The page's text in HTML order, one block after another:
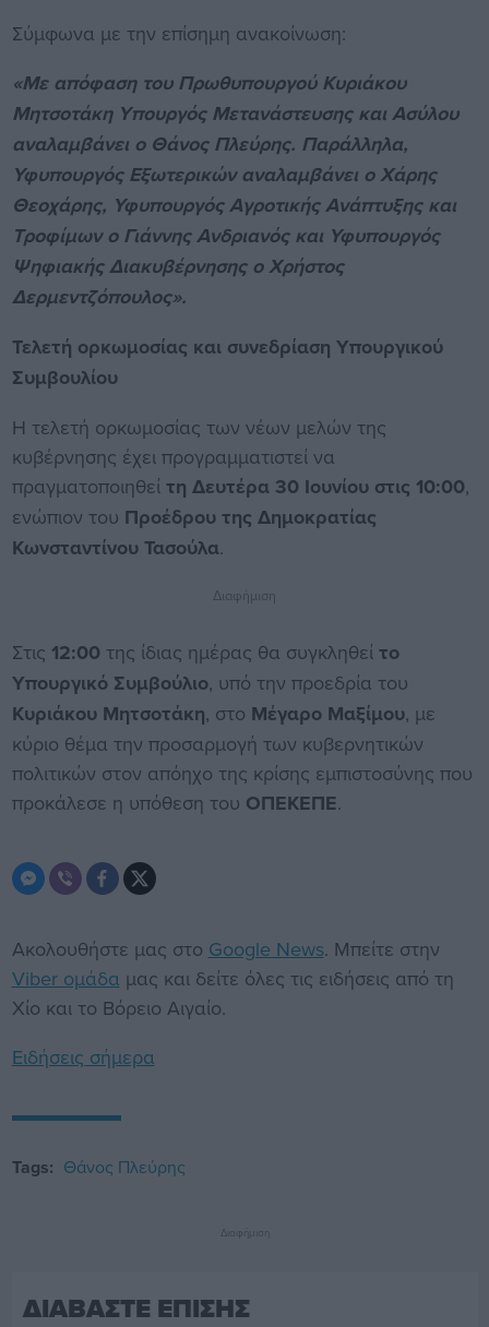
Σύμφωνα με την επίσημη ανακοίνωση:
«Με απόφαση του Πρωθυπουργού Κυριάκου
Μητσοτάκη Υπουργός Μετανάστευσης και Ασύλου
αναλαμβάνει ο Θάνος Πλεύρης. Παράλληλα,
Υφυπουργός Εξωτερικών αναλαμβάνει ο Χάρης
Θεοχάρης, Υφυπουργός Αγροτικής Ανάπτυξης και
Τροφίμων ο Γιάννης Ανδριανός και Υφυπουργός
Ψηφιακής Διακυβέρνησης ο Χρήστος
Δερμεντζόπουλος».
Τελετή ορκωμοσίας και συνεδρίαση Υπουργικού
Συμβουλίου
Η τελετή ορκωμοσίας των νέων μελών της
κυβέρνησης έχει προγραμματιστεί να
πραγματοποιηθεί τη Δευτέρα 30 Ιουνίου στις 10:00,
ενώπιον του Προέδρου της Δημοκρατίας
Κωνσταντίνου Τασούλα.
Διαφήμιση
Στις 12:00 της ίδιας ημέρας θα συγκληθεί το
Υπουργικό Συμβούλιο, υπό την προεδρία του
Κυριάκου Μητσοτάκη, στο Μέγαρο Μαξίμου, με
κύριο θέμα την προσαρμογή των κυβερνητικών
πολιτικών στον απόηχο της κρίσης εμπιστοσύνης που
προκάλεσε η υπόθεση του ΟΠΕΚΕΠΕ.
Ακολουθήστε μας στο Google News. Μπείτε στην
Viber ομάδα μας και δείτε όλες τις ειδήσεις από τη
Χίο και το Βόρειο Αιγαίο.
Ειδήσεις σήμερα
Tags: Θάνος Πλεύρης
Διαφήμιση
ΔΙΑΒΑΣΤΕ ΕΠΙΣΗΣ